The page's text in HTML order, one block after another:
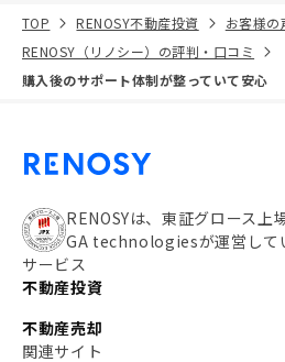
TOP RENOSY不動産投資
お客様の
RENOSY（リノシー）の評判・口コミ
購入後のサポート体制が整っていて安心
RENOSYは、東証グロース上
GA technologiesが運営して
サービス
不動産投資
不動産売却
関連サイト